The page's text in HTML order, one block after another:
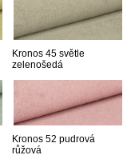
Kronos 45 světle
zelenošedá
Kronos 52 pudrová
růžová